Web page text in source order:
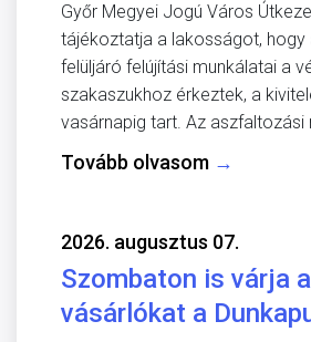
Győr Megyei Jogú Város
tájékoztatja a lakosságot, hogy
felüljáró felújítási munkálatai a
szakaszukhoz érkeztek, a
vasárnapig tart. Az aszfaltozási
Tovább olvasom →
2026. augusztus 07.
Szombaton is várja a
vásárlókat a